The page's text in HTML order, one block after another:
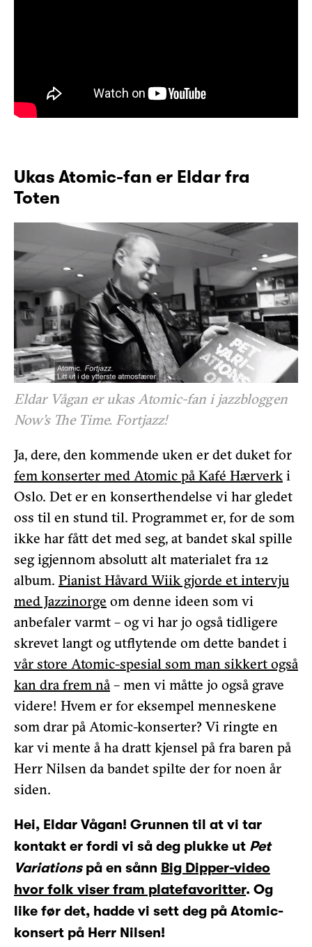
Ukas Atomic-fan er Eldar fra
Toten
Eldar Vågan er ukas Atomic-fan i jazzbloggen
Now’s The Time. Fortjazz!
Ja, dere, den kommende uken er det duket for
fem konserter med Atomic på Kafé Hærverk i
Oslo. Det er en konserthendelse vi har gledet
oss til en stund til. Programmet er, for de som
ikke har fått det med seg, at bandet skal spille
seg igjennom absolutt alt materialet fra 12
album. Pianist Håvard Wiik gjorde et intervju
med Jazzinorge om denne ideen som vi
anbefaler varmt – og vi har jo også tidligere
skrevet langt og utflytende om dette bandet i
vår store Atomic-spesial som man sikkert også
kan dra frem nå – men vi måtte jo også grave
videre! Hvem er for eksempel menneskene
som drar på Atomic-konserter? Vi ringte en
kar vi mente å ha dratt kjensel på fra baren på
Herr Nilsen da bandet spilte der for noen år
siden.
Hei, Eldar Vågan! Grunnen til at vi tar
kontakt er fordi vi så deg plukke ut Pet
Variationspå en sånn Big Dipper-video
hvor folk viser fram platefavoritter. Og
like før det, hadde vi sett deg på Atomic-
konsert på Herr Nilsen!